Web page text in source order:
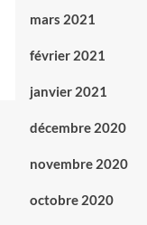
mars 2021
février 2021
janvier 2021
décembre 2020
novembre 2020
octobre 2020